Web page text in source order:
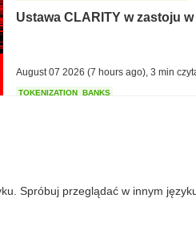
Ustawa CLARITY w zastoju
August 07 2026 (7 hours ago) 3 min
TOKENIZATION BANKS
STABLECOIN JAPAN
Spróbuj przeglądać w innym